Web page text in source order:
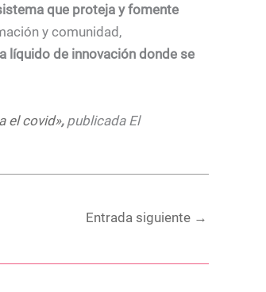
que proteja y fomente
ycomunidad,
líquido de innovación donde se
el covid», publicada El
Entrada siguiente →